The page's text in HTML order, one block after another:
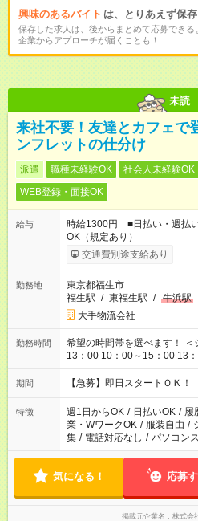
興味のあるバイト は、とりあえず保
保存した求人は、後からまとめて応募できる
企業からアプローチが届くことも！
未読
来社不要！友達とカフェで
ンフレットの仕分け
派遣 職種未経験OK 社会人未経験OK
WEB登録・面接OK
給与
時給1300円 ■日払い・週払
OK（規定あり）
交通費別途支給あり
勤務地
東京都福生市
福生駅 / 東福生駅 / 牛浜駅
大手物流会社
勤務時間
希望の時間帯を選べます！
13：00 10：00～15：00 13
シフト例：8時間～＞ ・10：
22：00～翌6：00 など！是
期間 【急募】即日スタートＯＫ
特徴 週1日からOK / 日払いOK / 履
業・WワークOK / 服装自由 /
集 / 電話対応なし / パソコン
気になる！ 応募
掲載元企業名 株式会